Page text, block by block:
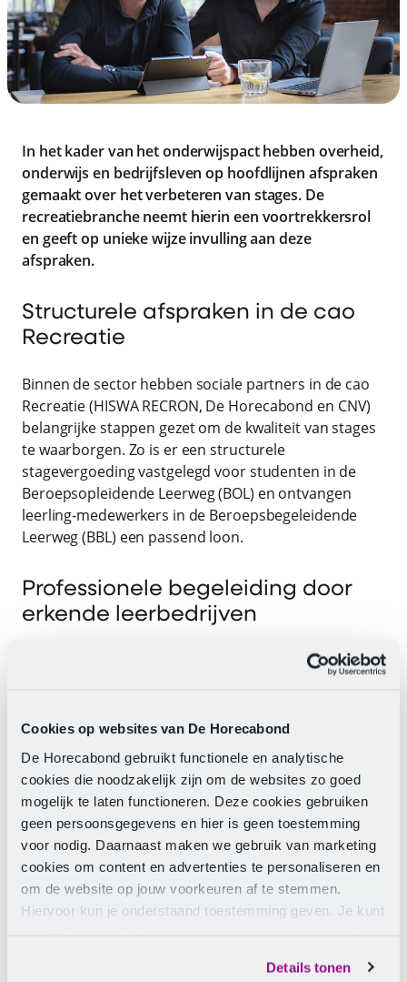
Cookies op websites van De Horecabond
De Horecabond gebruikt functionele en analytische
cookies die noodzakelijk zijn om de websites zo goed
mogelijk te laten functioneren. Deze cookies gebruiken
geen persoonsgegevens en hier is geen toestemming
voor nodig. Daarnaast maken we gebruik van marketing
cookies om content en advertenties te personaliseren en
om de website op jouw voorkeuren af te stemmen.
Hiervoor kun je onderstaand toestemming geven. Je kunt
Details tonen
In het kader van het onderwijspact hebben overheid,
onderwijs en bedrijfsleven op hoofdlijnen afspraken
gemaakt over het verbeteren van stages. De
recreatiebranche neemt hierin een voortrekkersrol
en geeft op unieke wijze invulling aan deze
afspraken.
Structurele afspraken in de cao
Recreatie
Binnen de sector hebben sociale partners in de cao
Recreatie (HISWA RECRON, De Horecabond en CNV)
belangrijke stappen gezet om de kwaliteit van stages
te waarborgen. Zo is er een structurele
stagevergoeding vastgelegd voor studenten in de
Beroepsopleidende Leerweg (BOL) en ontvangen
leerling-medewerkers in de Beroepsbegeleidende
Leerweg (BBL) een passend loon.
Professionele begeleiding door
erkende leerbedrijven
Daarnaast is de professionele begeleiding van
studenten en leerling-medewerkers stevig verankerd.
praktijkopleider kunnen erkend worden door SBB als
hoogwaardige leeromgeving.
Stagekaart maakt
verwachtingen duidelijk
Om scholen, bedrijven en studenten houvast te
bieden, is een stagekaart ontwikkeld. Deze kaart geeft
verwachtingen en voorwaarden voor een goede